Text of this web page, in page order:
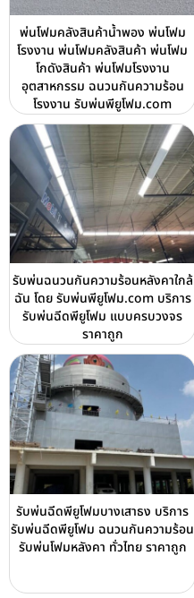
พ่นโฟมคลังสินค้าน้ำพอง พ่นโฟม
โรงงาน พ่นโฟมคลังสินค้า พ่นโฟม
โกดังสินค้า พ่นโฟมโรงงาน
อุตสาหกรรม ฉนวนกันความร้อน
โรงงาน รับพ่นพียูโฟม.com
รับพ่นฉนวนกันความร้อนหลังคาใกล้
ฉัน โดย รับพ่นพียูโฟม.com บริการ
รับพ่นฉีดพียูโฟม แบบครบวงจร
ราคาถูก
รับพ่นฉีดพียูโฟมบางเสาธง บริการ
รับพ่นฉีดพียูโฟม ฉนวนกันความร้อน
รับพ่นโฟมหลังคา ทั่วไทย ราคาถูก